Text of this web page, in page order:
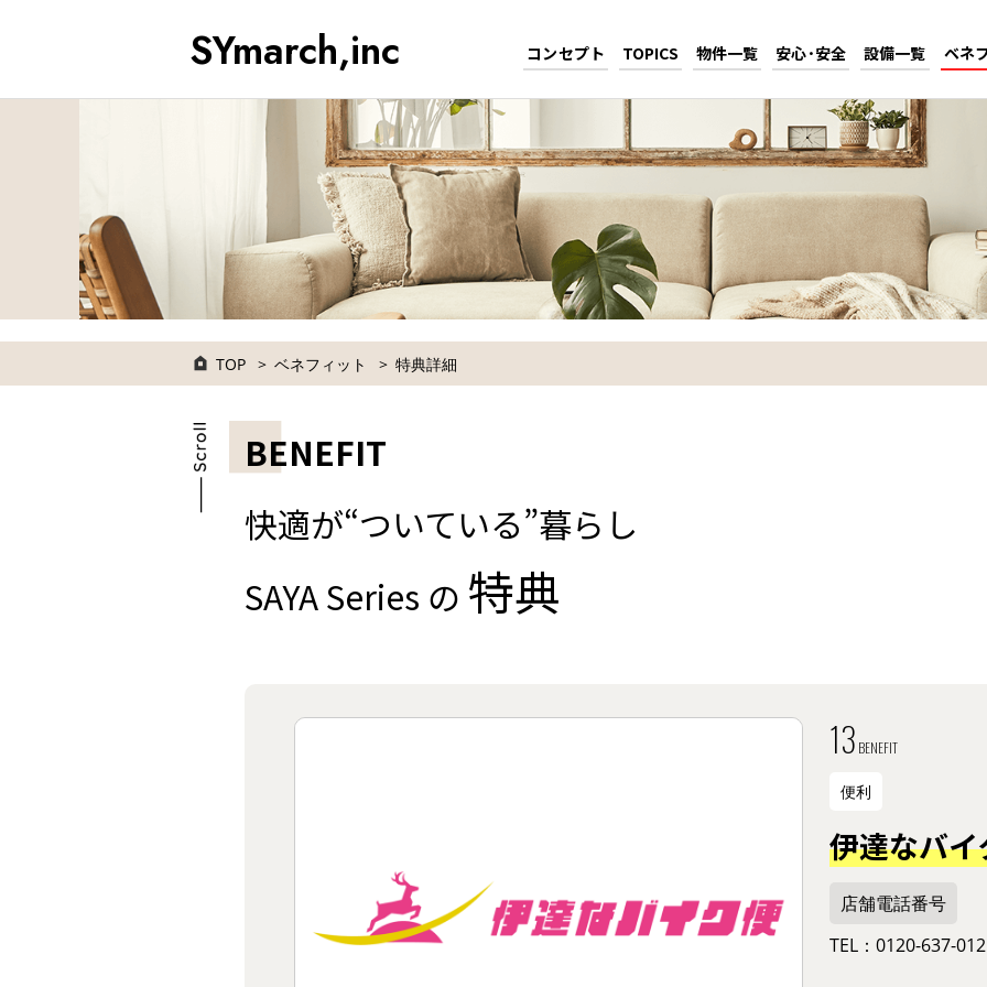
SYmarch,inc コンセプト TOPICS 物件一覧 安心･安全 設備一覧 ベネ
TOP ベネフィット 特典詳細
BENEFIT
快適が“ついている”暮らし
SAYA Series の 特典
13 BENEFIT
便利
伊達なバイ
店舗電話番号
TEL：0120-637-012